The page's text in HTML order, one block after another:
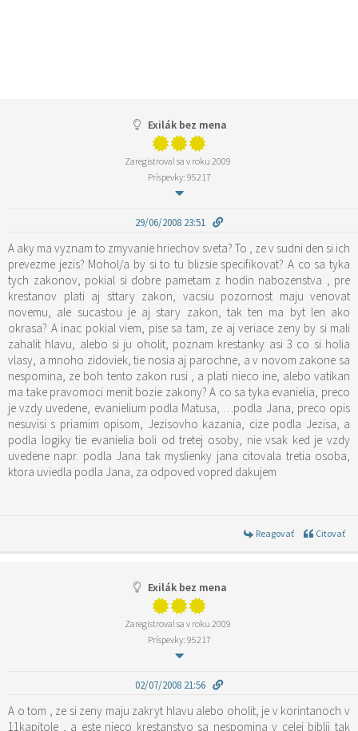
Exilák bez mena
Zaregistroval sa v roku 2009
Príspevky: 95217
29/06/2008 23:51
A aky ma vyznam to zmyvanie hriechov sveta? To , ze v sudni den si ich
prevezme jezis? Mohol/a by si to tu blizsie specifikovat? A co sa tyka
tych zakonov, pokial si dobre pametam z hodin nabozenstva , pre
krestanov plati aj sttary zakon, vacsiu pozornost maju venovat
novemu, ale sucastou je aj stary zakon, tak ten ma byt len ako
okrasa? A inac pokial viem, pise sa tam, ze aj veriace zeny by si mali
zahalit hlavu, alebo si ju oholit, poznam krestanky asi 3 co si holia
vlasy, a mnoho zidoviek, tie nosia aj parochne, a v novom zakone sa
nespomina, ze boh tento zakon rusi , a plati nieco ine, alebo vatikan
ma take pravomoci menit bozie zakony? A co sa tyka evanielia, preco
je vzdy uvedene, evanielium podla Matusa, …podla Jana, preco opis
nesuvisi s priamim opisom, Jezisovho kazania, cize podla Jezisa, a
podla logiky tie evanielia boli od tretej osoby, nie vsak ked je vzdy
uvedene napr. podla Jana tak myslienky jana citovala tretia osoba,
ktora uviedla podla Jana, za odpoved vopred dakujem
Reagovať Citovať
Exilák bez mena
Zaregistroval sa v roku 2009
Príspevky: 95217
02/07/2008 21:56
A o tom , ze si zeny maju zakryt hlavu alebo oholit, je v korintanoch v
11kapitole , a este nieco krestanstvo sa nespomina v celej biblii tak